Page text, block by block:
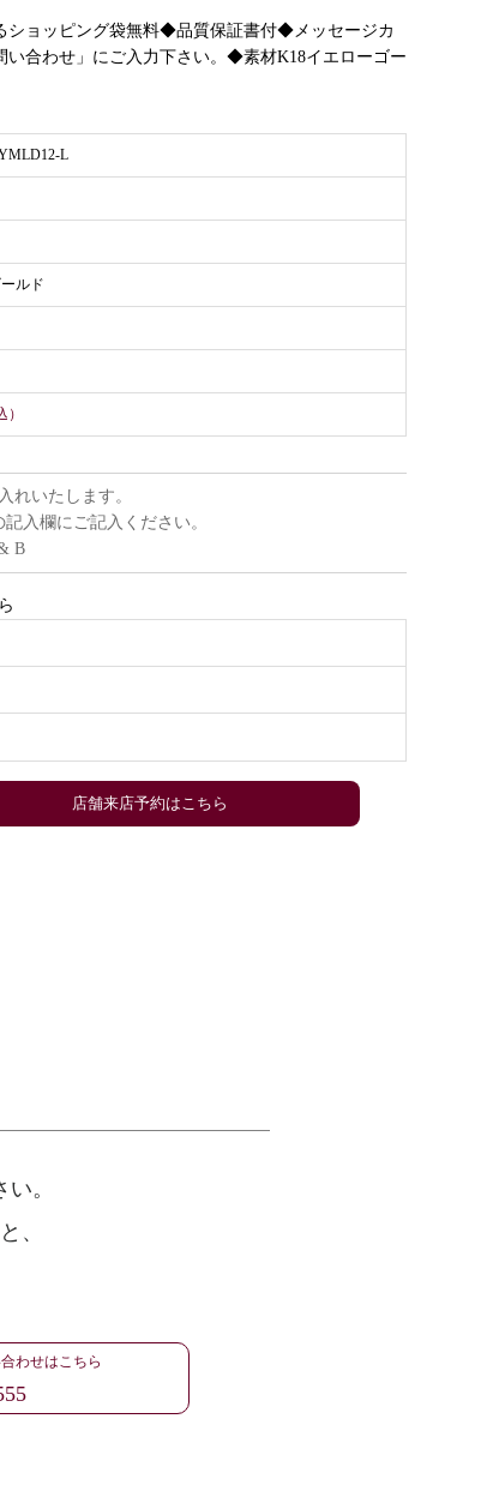
ョッピング袋無料◆品質保証書付◆メッセージカ
合わせ」にご入力下さい。◆素材K18イエローゴー
L
ルド
れいたします。
入欄にご記入ください。
B
店舗来店予約はこちら
。
、
わせはこちら